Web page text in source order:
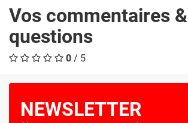
Vos commentaires &
questions
0 / 5
NEWSLETTER